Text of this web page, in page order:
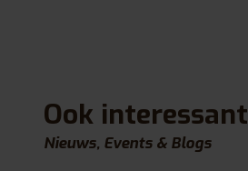
Ook interessant
Nieuws, Events & Blogs